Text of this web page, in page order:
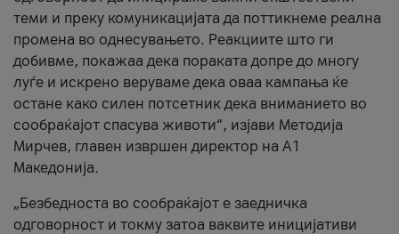
теми и преку комуникацијата да поттикнеме реална
промена во однесувањето. Реакциите што ги
добивме, покажаа дека пораката допре до многу
луѓе и искрено веруваме дека оваа кампања ќе
остане како силен потсетник дека вниманието во
сообраќајот спасува животи“, изјави Методија
Мирчев, главен извршен директор на А1
Македонија.
„Безбедноста во сообраќајот е заедничка
одговорност и токму затоа ваквите иницијативи